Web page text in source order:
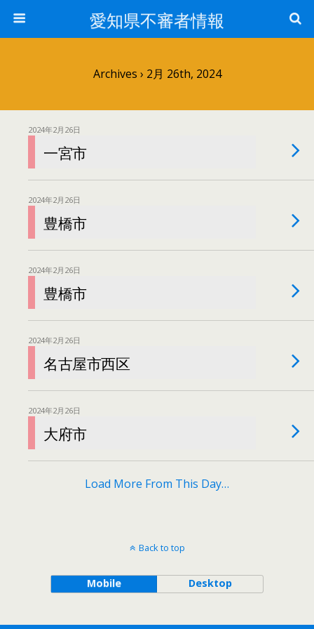
愛知県不審者情報
Archives › 2月 26th, 2024
2024年2月26日
一宮市
2024年2月26日
豊橋市
2024年2月26日
豊橋市
2024年2月26日
名古屋市西区
2024年2月26日
大府市
Load More From This Day…
Back to top
Mobile Desktop